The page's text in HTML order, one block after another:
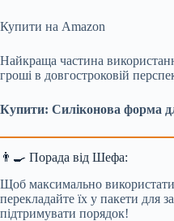
Купити на Amazon
Найкраща частина
гроші в довгостроковій
Купити: Силіконова форма
👨‍🍳 Порада від Шефа:
Щоб максимально
перекладайте їх у пакети для
підтримувати порядок!